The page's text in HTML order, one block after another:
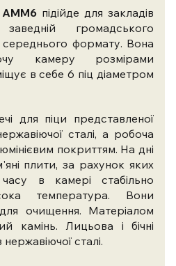
АMМ6 підійде для закладів
громадського
середнього формату. Вона
камеру розмірами
в себе 6 піц діаметром
для піци представленої
сталі, а робоча
покриттям. На дні
плити, за рахунок яких
в камері стабільно
температура. Вони
очищення. Матеріалом
камінь. Лицьова і бічні
нержавіючої сталі.